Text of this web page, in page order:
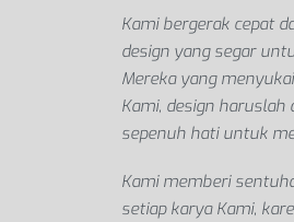
Kami bergerak cepat
design yang segar
Mereka yang
Kami, design haruslah
sepenuh hati untuk
Kami memberi
setiap karya Kami,